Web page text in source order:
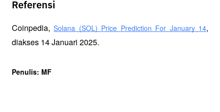
Referensi
Coinpedia, Solana (SOL) Price Prediction For January 14,
diakses 14 Januari 2025.
Penulis: MF